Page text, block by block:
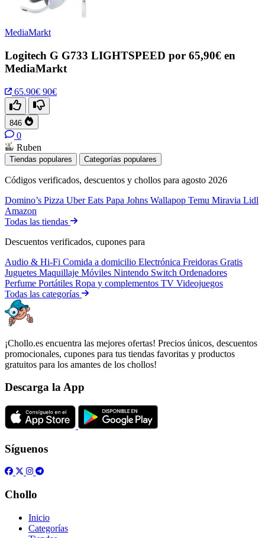
MediaMarkt
Logitech G G733 LIGHTSPEED por 65,90€ en
MediaMarkt
65.90€ 90€
846
0
Ruben
Tiendas populares Categorías populares
Códigos verificados, descuentos y chollos para agosto 2026
Domino’s Pizza Uber Eats Papa Johns Wallapop Temu Miravia Lidl
Amazon
Todas las tiendas
Descuentos verificados, cupones para
Audio & Hi-Fi Comida a domicilio Electrónica Freidoras Gratis
Juguetes Maquillaje Móviles Nintendo Switch Ordenadores
Perfume Portátiles Ropa y complementos TV Videojuegos
Todas las categorías
¡Chollo.es encuentra las mejores ofertas! Precios únicos, descuentos
promocionales, cupones para tus tiendas favoritas y productos
gratuitos para los amantes de los chollos!
Descarga la App
Síguenos
Chollo
Inicio
Categorías